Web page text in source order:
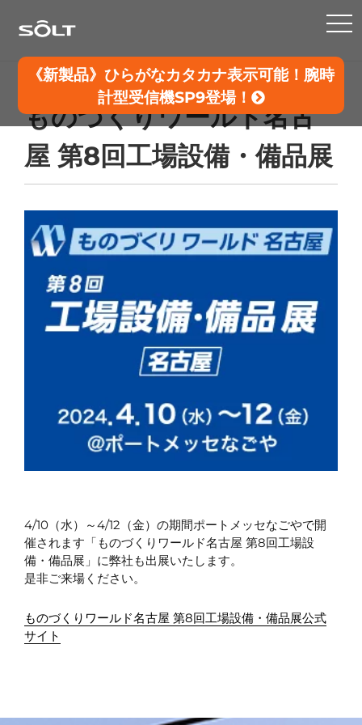
《新製品》ひらがなカタカナ表示可能！腕時
計型受信機SP9登場！
ものづくりワールド名古
屋 第8回工場設備・備品展
4/10（水）～4/12（金）の期間ポートメッセなごやで開
催されます「ものづくりワールド名古屋 第8回工場設
備・備品展」に弊社も出展いたします。
是非ご来場ください。
ものづくりワールド名古屋 第8回工場設備・備品展公式
サイト